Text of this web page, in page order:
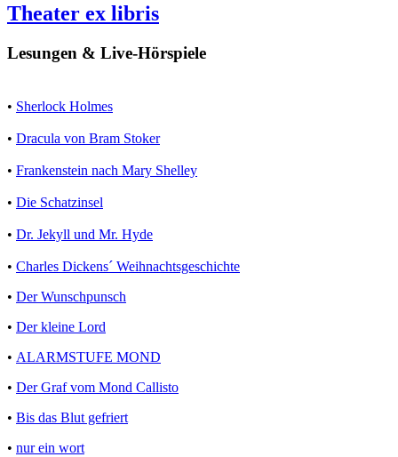
Theater ex libris
Lesungen & Live-Hörspiele
• Sherlock Holmes
• Dracula von Bram Stoker
• Frankenstein nach Mary Shelley
• Die Schatzinsel
• Dr. Jekyll und Mr. Hyde
• Charles Dickens´ Weihnachtsgeschichte
• Der Wunschpunsch
• Der kleine Lord
• ALARMSTUFE MOND
• Der Graf vom Mond Callisto
• Bis das Blut gefriert
• nur ein wort